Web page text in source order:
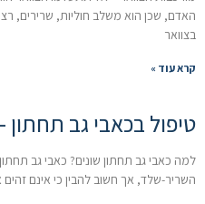
האדם, שכן הוא משלב חוליות, שרירים,
בצוואר
קרא עוד »
טיפול בכאבי גב
למה כאבי גב תחתון שונים? כאבי גב
השריר-שלד, אך חשוב להבין כי אינם